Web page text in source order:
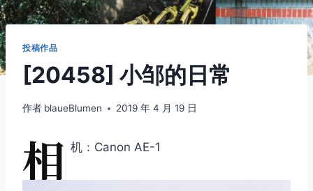
投稿作品
[20458] 小邹的日常
作者 blaueBlumen 2019 年 4 月 19 日
相 机：Canon AE-1